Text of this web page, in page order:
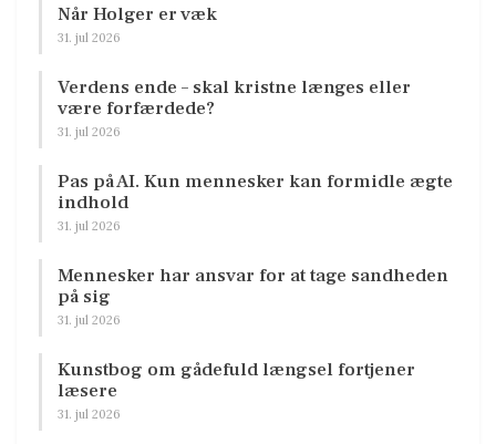
Når Holger er væk
31. jul 2026
Verdens ende – skal kristne længes eller
være forfærdede?
31. jul 2026
Pas på AI. Kun mennesker kan formidle ægte
indhold
31. jul 2026
Mennesker har ansvar for at tage sandheden
på sig
31. jul 2026
Kunstbog om gådefuld længsel fortjener
læsere
31. jul 2026